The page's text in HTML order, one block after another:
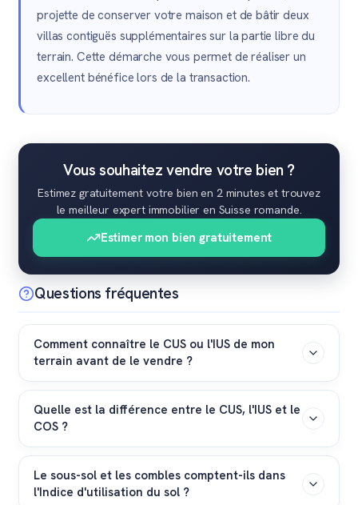
projette de conserver votre maison et de bâtir deux
villas contiguës supplémentaires sur la partie libre du
terrain. Cette démarche vous permet de réaliser un
excellent bénéfice lors de la transaction.
Vous souhaitez vendre votre bien ?
Estimez gratuitement votre bien en 2 minutes et trouvez
le meilleur expert immobilier en Suisse romande.
Estimer mon bien gratuitement
Questions fréquentes
Comment connaître le CUS ou l'IUS de mon
terrain avant de le vendre ?
Il faut consulter le plan d'affectation communal
(PACom ou PGA) et le règlement des constructions de
votre commune. Un courtier expert de votre région
effectue cette vérification gratuitement lors de
l'estimation de votre bien immobilier.
Quelle est la différence entre le CUS, l'IUS et le
COS ?
Le CUS et l'IUS mesurent la surface de plancher totale
constructible (tous étages inclus). Le Coefficient
d'occupation du sol (COS) mesure uniquement
Le sous-sol et les combles comptent-ils dans
l'Indice d'utilisation du sol ?